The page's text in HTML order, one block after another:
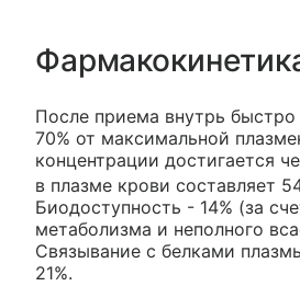
После приема внутрь быстро
70% от максимальной
концентрации достигается
в плазме крови составляет
Биодоступность - 14% (за
метаболизма и неполного
Связывание с белками
21%.